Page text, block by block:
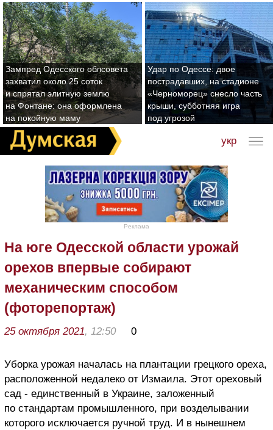
Зампред Одесского облсовета
захватил около 25 соток
и спрятал элитную землю
на Фонтане: она оформлена
на покойную маму
Удар по Одессе: двое
пострадавших, на стадионе
«Черноморец» снесло часть
крыши, субботняя игра
под угрозой
укр
Реклама
На юге Одесской области урожай
орехов впервые собирают
механическим способом
(фоторепортаж)
25 октября 2021, 12:50 0
Уборка урожая началась на плантации грецкого ореха,
расположенной недалеко от Измаила. Этот ореховый
сад - единственный в Украине, заложенный
по стандартам промышленного, при возделывании
которого исключается ручной труд. И в нынешнем